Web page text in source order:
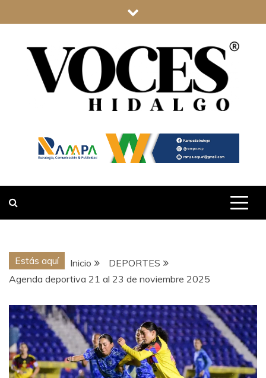
al
VOCES
HIDALGO
Estás aquí Inicio
DEPORTES
Agenda deportiva 21 al 23 de noviembre 2025